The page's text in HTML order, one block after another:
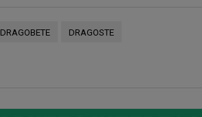
DRAGOBETE DRAGOSTE